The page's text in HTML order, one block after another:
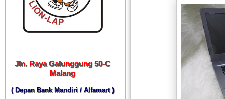
Jln. Raya Galunggung 50-C
Malang
( Depan Bank Mandiri / Alfamart )